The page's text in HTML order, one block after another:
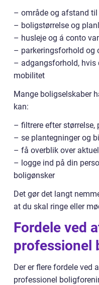
– område og afstand
– boligstørrelse og
– husleje og á conto
– parkeringsforhold og
– adgangsforhold, hvis
mobilitet
Mange boligselskaber
kan:
– filtrere efter størrelse,
– se plantegninger og
– få overblik over
– logge ind på din
boligønsker
Det gør det langt
at du skal ringe eller
Fordele ved
professionel
Der er flere fordele ved
professionel